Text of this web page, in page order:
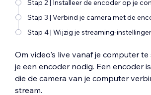
Stap 2 | Installeer de encoder op je
Stap 3 | Verbind je camera met de
Stap 4 | Wijzig je streaming-
Om video's live vanaf je computer
je een encoder nodig. Een encoder
die de camera van je computer
stream.